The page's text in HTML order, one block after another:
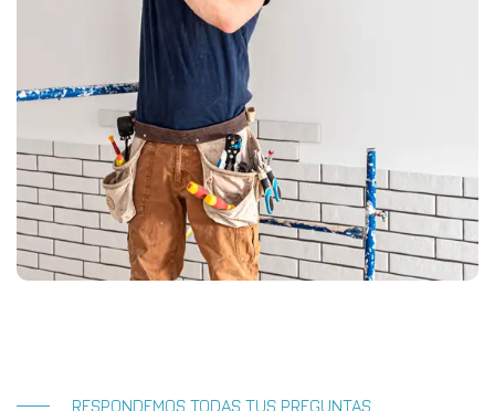
RESPONDEMOS TODAS TUS PREGUNTAS